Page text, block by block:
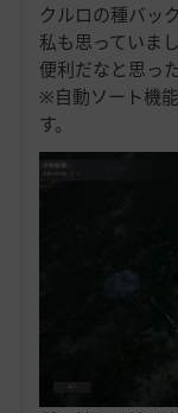
クルロの種バッ
私も思っていま
便利だなと思っ
※自動ソート機
す。